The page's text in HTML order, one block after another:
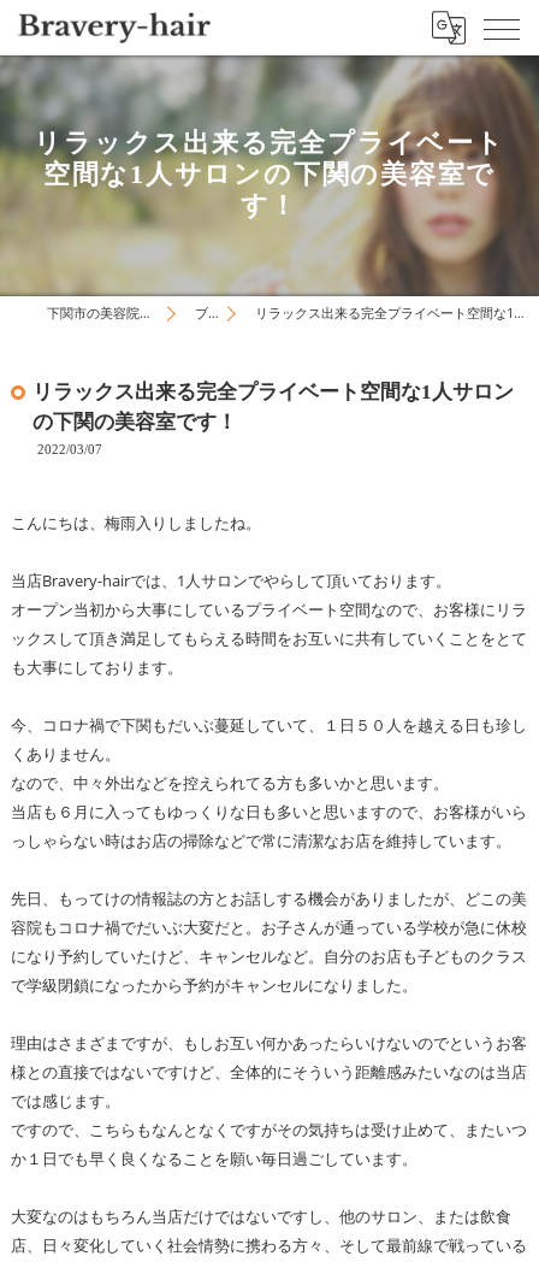
リラックス出来る完全プライベート
空間な1人サロンの下関の美容室で
す！
下関市の美容院はBravery-hair ブログ リラックス出来る完全プライベート空間な1人サロンの下関の美容室です！
リラックス出来る完全プライベート空間な1人サロン
の下関の美容室です！
2022/03/07
こんにちは、梅雨入りしましたね。
当店Bravery-hairでは、1人サロンでやらして頂いております。
オープン当初から大事にしているプライベート空間なので、お客様にリラ
ックスして頂き満足してもらえる時間をお互いに共有していくことをとて
も大事にしております。
今、コロナ禍で下関もだいぶ蔓延していて、１日５０人を越える日も珍し
くありません。
なので、中々外出などを控えられてる方も多いかと思います。
当店も６月に入ってもゆっくりな日も多いと思いますので、お客様がいら
っしゃらない時はお店の掃除などで常に清潔なお店を維持しています。
先日、もってけの情報誌の方とお話しする機会がありましたが、どこの美
容院もコロナ禍でだいぶ大変だと。お子さんが通っている学校が急に休校
になり予約していたけど、キャンセルなど。自分のお店も子どものクラス
で学級閉鎖になったから予約がキャンセルになりました。
理由はさまざまですが、もしお互い何かあったらいけないのでというお客
様との直接ではないですけど、全体的にそういう距離感みたいなのは当店
では感じます。
ですので、こちらもなんとなくですがその気持ちは受け止めて、またいつ
か１日でも早く良くなることを願い毎日過ごしています。
大変なのはもちろん当店だけではないですし、他のサロン、または飲食
店、日々変化していく社会情勢に携わる方々、そして最前線で戦っている